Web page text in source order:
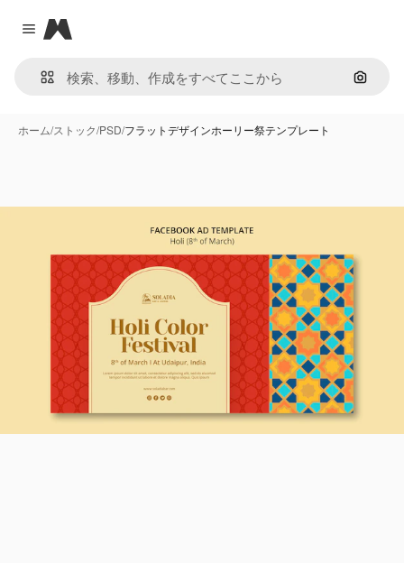
Close menu
Magnific
画像で
ホーム/ストック/PSD/フラットデザインホーリー祭テンプレート